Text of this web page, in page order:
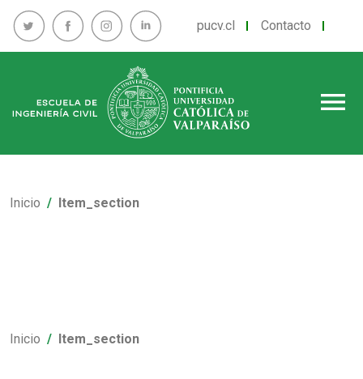
pucv.cl Contacto
menu
Inicio Item_section
Inicio Item_section